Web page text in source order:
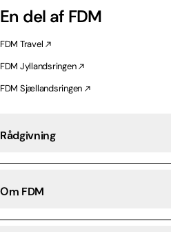
En del af FDM
FDM Travel
FDM Jyllandsringen
FDM Sjællandsringen
Rådgivning
Om FDM